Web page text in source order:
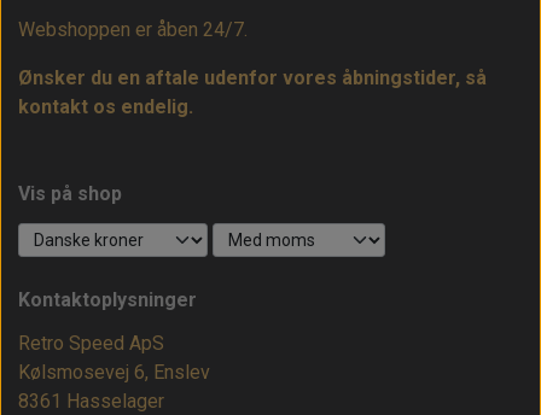
Webshoppen er åben 24/7.
Ønsker du en aftale udenfor vores åbningstider, så
kontakt os endelig.
Vis på shop
Kontaktoplysninger
Retro Speed ApS
Kølsmosevej 6, Enslev
8361 Hasselager